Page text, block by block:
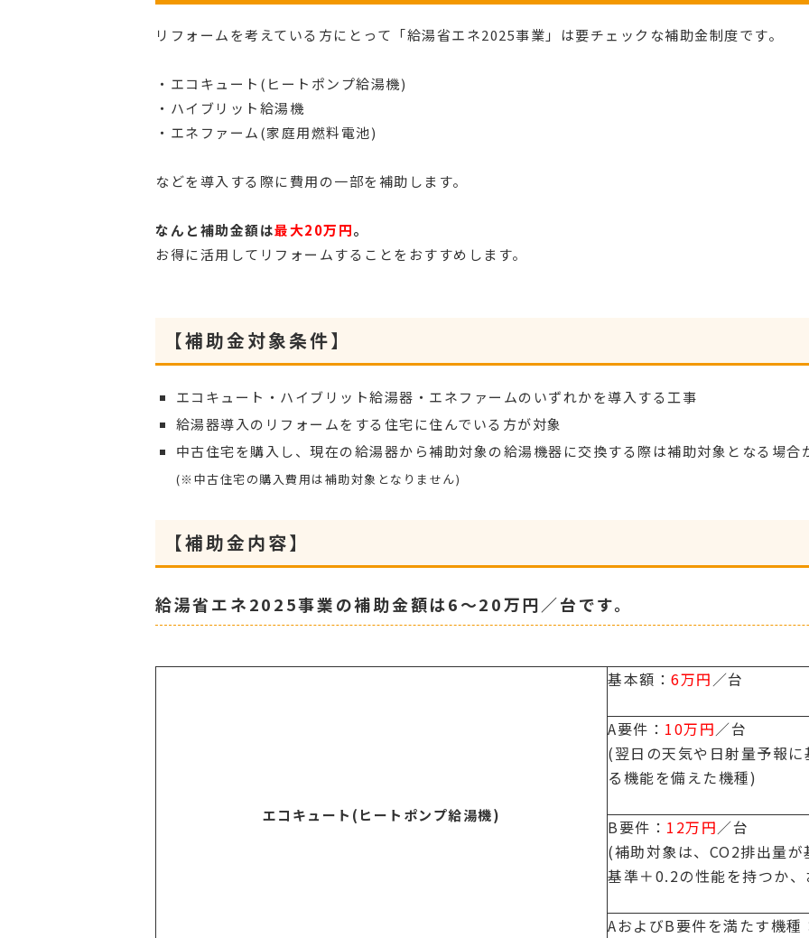
リフォームを考えている方にとって「給湯省エネ2025事業」は要チェックな補助金制度です。
・エコキュート(ヒートポンプ給湯機)
・ハイブリット給湯機
・エネファーム(家庭用燃料電池)
などを導入する際に費用の一部を補助します。
なんと補助金額は最大20万円。
お得に活用してリフォームすることをおすすめします。
【補助金対象条件】
エコキュート・ハイブリット給湯器・エネファームのいずれかを導入する工事
給湯器導入のリフォームをする住宅に住んでいる方が対象
中古住宅を購入し、現在の給湯器から補助対象の給湯機器に交換する際は補助対象となる場合
(※中古住宅の購入費用は補助対象となりません)
【補助金内容】
給湯省エネ2025事業の補助金額は6～20万円／台です。
エコキュート(ヒートポンプ給湯機)
基本額： 6万円／台
A要件： 10万円／台
(翌日の天気や日射量予報
る機能を備えた機種)
B要件： 12万円／台
(補助対象は、CO2排出量
基準＋0.2の性能を持つか
AおよびB要件を満たす機種